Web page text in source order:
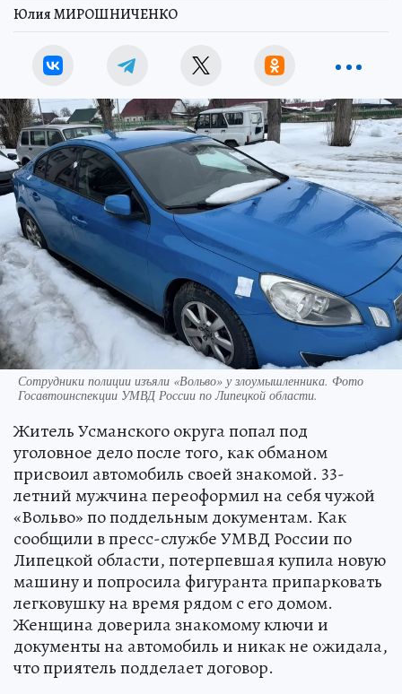
Юлия МИРОШНИЧЕНКО
Сотрудники полиции изъяли «Вольво» у злоумышленника. Фото
Госавтоинспекции УМВД России по Липецкой области.
Житель Усманского округа попал под
уголовное дело после того, как обманом
присвоил автомобиль своей знакомой. 33-
летний мужчина переоформил на себя чужой
«Вольво» по поддельным документам. Как
сообщили в пресс-службе УМВД России по
Липецкой области, потерпевшая купила новую
машину и попросила фигуранта припарковать
легковушку на время рядом с его домом.
Женщина доверила знакомому ключи и
документы на автомобиль и никак не ожидала,
что приятель подделает договор.